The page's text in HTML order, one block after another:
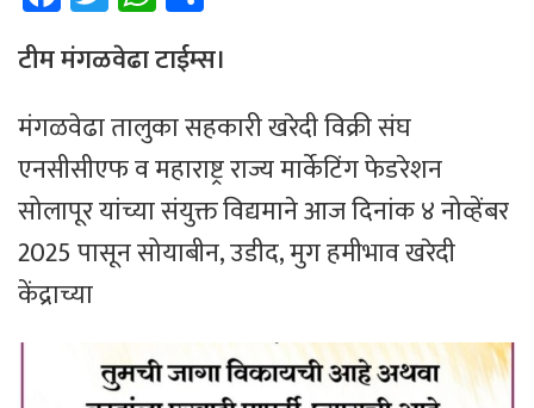
ce
b
o
ok
wi
tt
er
h
at
sA
p
p
e
टीम मंगळवेढा टाईम्स।
मंगळवेढा तालुका सहकारी खरेदी विक्री संघ
एनसीसीएफ व महाराष्ट्र राज्य मार्केटिंग फेडरेशन
सोलापूर यांच्या संयुक्त विद्यमाने आज दिनांक ४ नोव्हेंबर
2025 पासून सोयाबीन, उडीद, मुग हमीभाव खरेदी
केंद्राच्या